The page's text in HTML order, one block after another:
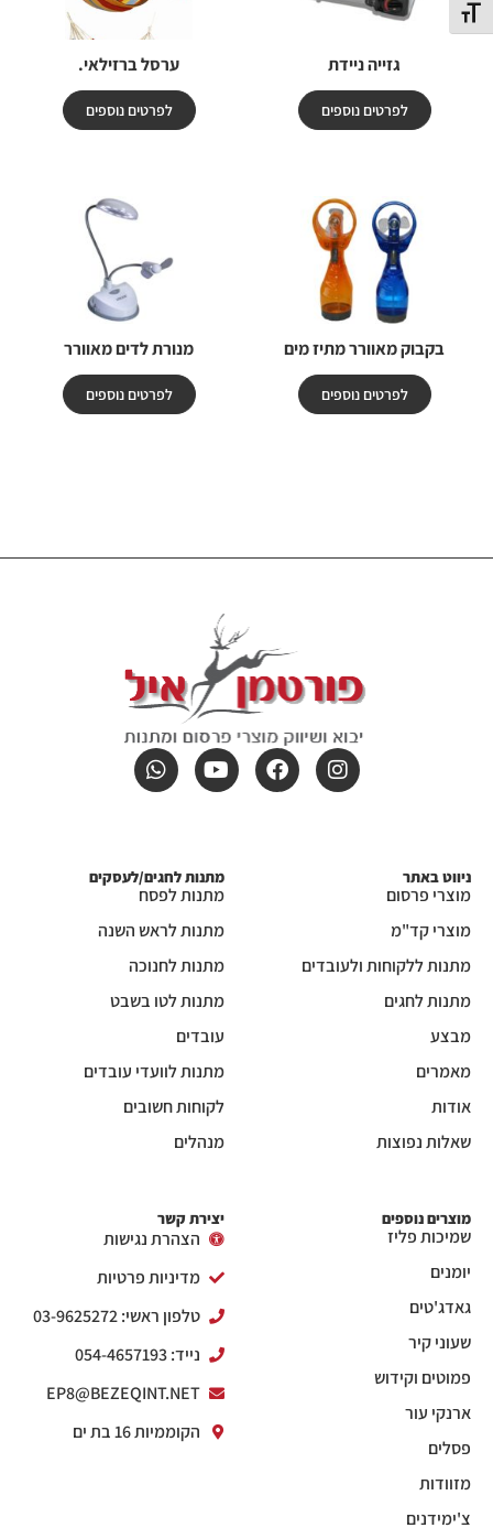
מתג גודל גופן
גזייה ניידת
לפרטים נוספים
ערסל ברזילאי.
לפרטים נוספים
בקבוק מאוורר מתיז מים
לפרטים נוספים
מנורת לדים מאוורר
לפרטים נוספים
ניווט באתר
מוצרי פרסום
מוצרי קד"מ
מתנות ללקוחות ולעובדים
מתנות לחגים
מבצע
מאמרים
אודות
שאלות נפוצות
מתנות לחגים/לעסקים
מתנות לפסח
מתנות לראש השנה
מתנות לחנוכה
מתנות לטו בשבט
עובדים
מתנות לוועדי עובדים
לקוחות חשובים
מנהלים
מוצרים נוספים
שמיכות פליז
יומנים
גאדג'טים
שעוני קיר
פמוטים וקידוש
ארנקי עור
פסלים
מזוודות
צ'ימידנים
יצירת קשר
הצהרת נגישות
מדיניות פרטיות
טלפון ראשי: 03-9625272
נייד: 054-4657193
EP8@BEZEQINT.NET
הקוממיות 16 בת ים